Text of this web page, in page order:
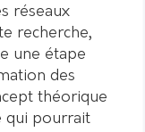
réseaux
recherche,
une étape
des
théorique
qui pourrait